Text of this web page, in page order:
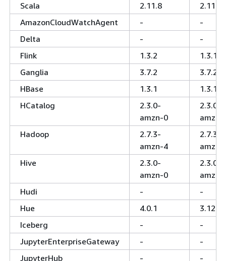
Scala
2.11.8
2.11.8
AmazonCloudWatchAgent
-
-
Delta
-
-
Flink
1.3.2
1.3.1
Ganglia
3.7.2
3.7.2
HBase
1.3.1
1.3.1
HCatalog
2.3.0-
amzn-0
2.3.0-
amzn-
Hadoop
2.7.3-
amzn-4
2.7.3-
amzn-
Hive
2.3.0-
amzn-0
2.3.0-
amzn-
Hudi
-
-
Hue
4.0.1
3.12.0
Iceberg
-
-
JupyterEnterpriseGateway
-
-
JupyterHub
-
-